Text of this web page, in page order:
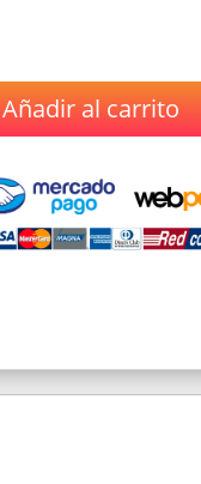
Añadir al carrito